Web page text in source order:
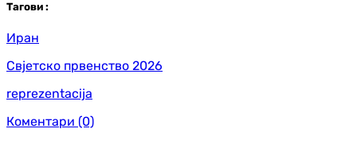
Тагови :
Иран
Свјетско првенство 2026
reprezentacija
Коментари (0)